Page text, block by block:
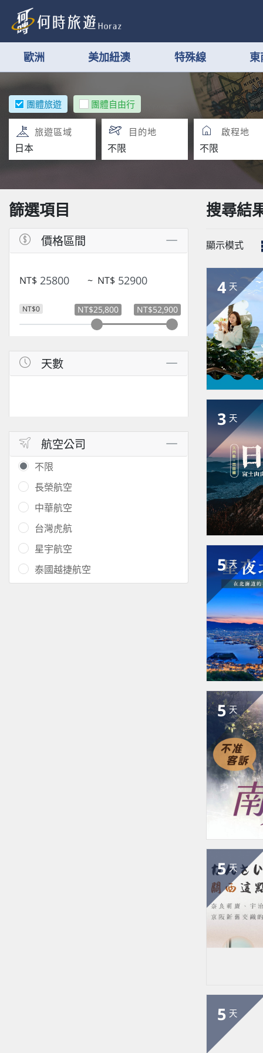
歐洲 美加紐澳 特殊線 東
團體旅遊 團體自由行
旅遊區域 目的地 啟程地
篩選項目
價格區間
NT$ ~ NT$
NT$0 NT$25,800 NT$52,900
天數
航空公司
不限
長榮航空
中華航空
台灣虎航
星宇航空
泰國越捷航空
搜尋結
顯示模式
4 天
3 天
5 天
5 天
5 天
5 天